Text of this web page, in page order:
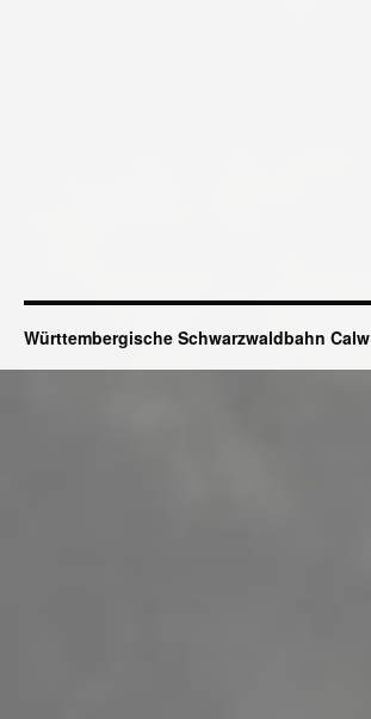
Württembergische Schwarzwaldbahn Calw